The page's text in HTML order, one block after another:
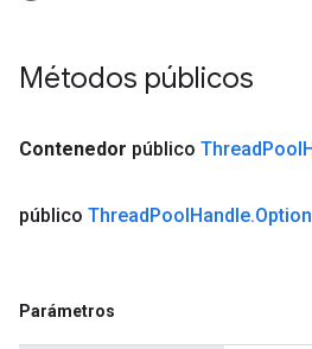
Métodos públicos
Contenedor público ThreadPool
público ThreadPoolHandle.
Parámetros